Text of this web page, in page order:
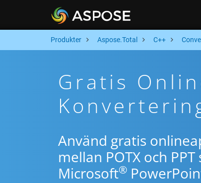
Produkter Aspose.Total C++
Gratis
Använd gratis
mellan POTX och
Microsoft®